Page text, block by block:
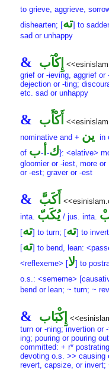
to grieve, aggrieve,
dishearten; [ته] to
sad or unhappy
& إِكْآب
grief or -ieving, aggrief or
dejection or -ting;
etc. sad or unhappy
& أَكْأَب
nominative and + ين in
of
ك- أ-ب
}: <elative>
gloomier or -iest, more
or -est; graver or -est
& أَكَبَّ
inta. يُكَبّ / jus. inta.
[ته] to turn; [ته] to
[ته] to bend, lean:
<reflexeme> [لا] to
o.s.: <sememe>
bend or lean; ~ turn; ~
& إِكْبَاب
turn or -ning; invertion or
ing; pouring or pouring
committed: + r*
devoting o.s. >> causing
revert, capsize, or